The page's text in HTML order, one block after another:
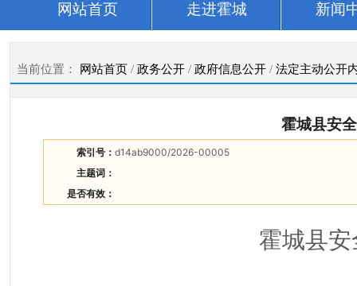
网站首页 走进霍城 新闻
当前位置： 网站首页 / 政务公开 / 政府信息公开 / 法定主动公开
霍城县安
索引号： d14ab9000/2026-00005
主题词：
是否有效：
霍城县